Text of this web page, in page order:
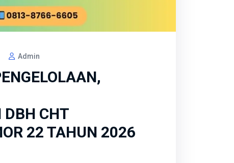
Admin
DBH CHT
22 TAHUN 2026